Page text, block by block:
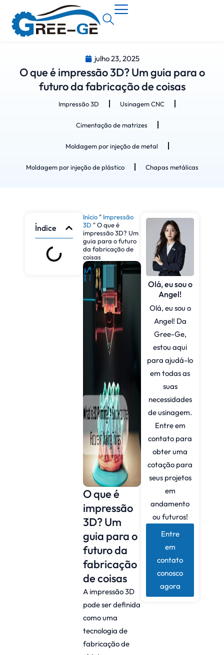
julho 23, 2025
O que é impressão 3D? Um guia para o
futuro da fabricação de coisas
Impressão 3D Usinagem CNC
Cimentação de matrizes
Moldagem por injeção de metal
Moldagem por injeção de plástico Chapas metálicas
Índice
Início " Impressão
3D "O que é
impressão 3D? Um
guia para o futuro
da fabricação de
coisas
O que é
impressão
3D? Um
guia para o
futuro da
fabricação
de coisas
A impressão 3D
pode ser definida
como uma
tecnologia de
fabricação de
Olá, eu sou o
Angel!
Olá, eu sou o
Angel! Da
Gree-Ge,
estou aqui
para ajudá-lo
em todas as
suas
necessidades
de usinagem.
Entre em
contato para
obter uma
cotação para
seus projetos
em
andamento
ou futuros!
Entre
em
contato
conosco
agora